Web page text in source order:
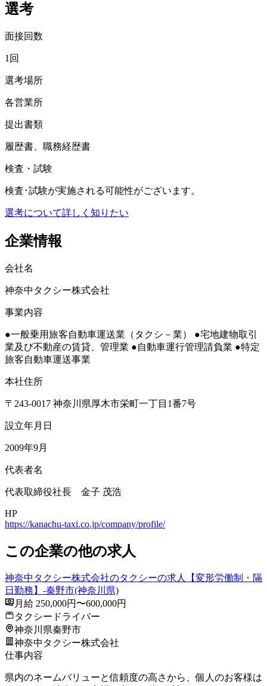
選考
面接回数
1回
選考場所
各営業所
提出書類
履歴書、職務経歴書
検査・試験
検査･試験が実施される可能性がございます。
選考について詳しく知りたい
企業情報
会社名
神奈中タクシー株式会社
事業内容
●一般乗用旅客自動車運送業（タクシ－業） ●宅地建物取引
業及び不動産の賃貸、管理業 ●自動車運行管理請負業 ●特定
旅客自動車運送事業
本社住所
〒243-0017 神奈川県厚木市栄町一丁目1番7号
設立年月日
2009年9月
代表者名
代表取締役社長 金子 茂浩
HP
https://kanachu-taxi.co.jp/company/profile/
この企業の他の求人
神奈中タクシー株式会社のタクシーの求人【変形労働制・隔
日勤務】-秦野市(神奈川県)
月給 250,000円〜600,000円
タクシードライバー
神奈川県秦野市
神奈中タクシー株式会社
仕事内容
県内のネームバリューと信頼度の高さから、個人のお客様は